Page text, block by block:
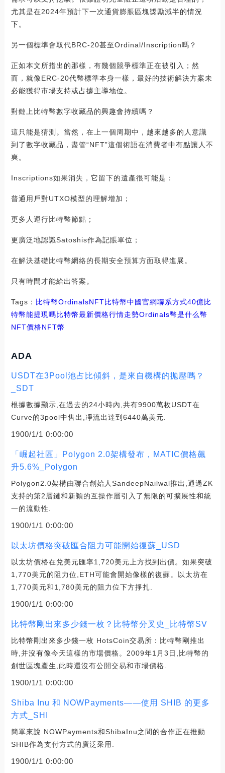
尤其是在2024年預計下一次通貨膨脹區塊獎勵減半的情況
下。
另一個標準會取代BRC-20甚至Ordinal/Inscription嗎？
正如本文所指出的那樣，有幾個競爭標準正在被引入；然
而，就像ERC-20代幣標準本身一樣，最好的技術解決方案未
必能獲得市場支持或占據主導地位。
對鏈上比特幣數字收藏品的興趣會持續嗎？
這只能是猜測。當然，在上一個周期中，越來越多的人意識
到了數字收藏品，盡管“NFT”這個術語在消費者中有點讓人不
爽。
Inscriptions如果消失，它留下的遺產很可能是：
普通用戶對UTXO模型的理解增加；
更多人運行比特幣節點；
更廣泛地認識Satoshis作為記賬單位；
在解決基礎比特幣網絡的長期安全預算方面取得進展。
只有時間才能給出答案。
Tags： 比特幣OrdinalsNFT比特幣中國官網聯系方式40億比
特幣能提現嗎比特幣最新價格行情走勢Ordinals幣是什么幣
NFT價格NFT幣
ADA
USDT在3Pool池占比傾斜，是來自機構的拋壓嗎？
_SDT
根據數據顯示,在過去的24小時內,共有9900萬枚USDT在
Curve的3pool中售出,凈流出達到6440萬美元.
1900/1/1 0:00:00
「崛起社區」Polygon 2.0架構發布，MATIC價格飆
升5.6%_Polygon
Polygon2.0架構由聯合創始人SandeepNailwal推出,通過ZK
支持的第2層鏈和新穎的互操作層引入了無限的可擴展性和統
一的流動性.
1900/1/1 0:00:00
以太坊價格突破匯合阻力可能開始復蘇_USD
以太坊價格在兌美元匯率1,720美元上方找到出價。如果突破
1,770美元的阻力位,ETH可能會開始像樣的復蘇。以太坊在
1,770美元和1,780美元的阻力位下方掙扎.
1900/1/1 0:00:00
比特幣剛出來多少錢一枚？比特幣分叉史_比特幣SV
比特幣剛出來多少錢一枚 HotsCoin交易所：比特幣剛推出
時,并沒有像今天這樣的市場價格。2009年1月3日,比特幣的
創世區塊產生,此時還沒有公開交易和市場價格.
1900/1/1 0:00:00
Shiba Inu 和 NOWPayments——使用 SHIB 的更多
方式_SHI
簡單來說 NOWPayments和ShibaInu之間的合作正在推動
SHIB作為支付方式的廣泛采用.
1900/1/1 0:00:00